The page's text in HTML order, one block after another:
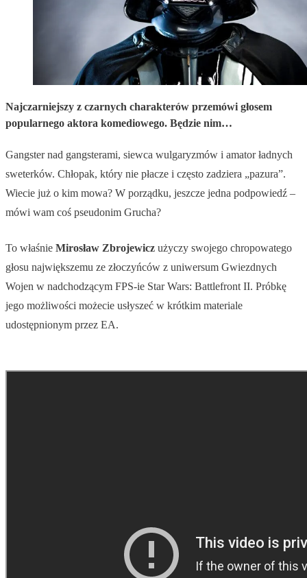
Najczarniejszy z czarnych charakterów przemówi głosem
popularnego aktora komediowego. Będzie nim…
Gangster nad gangsterami, siewca wulgaryzmów i amator ładnych
sweterków. Chłopak, który nie płacze i często zadziera „pazura”.
Wiecie już o kim mowa? W porządku, jeszcze jedna podpowiedź –
mówi wam coś pseudonim Grucha?
To właśnie Mirosław Zbrojewicz użyczy swojego chropowatego
głosu największemu ze złoczyńców z uniwersum Gwiezdnych
Wojen w nadchodzącym FPS-ie Star Wars: Battlefront II. Próbkę
jego możliwości możecie usłyszeć w krótkim materiale
udostępnionym przez EA.